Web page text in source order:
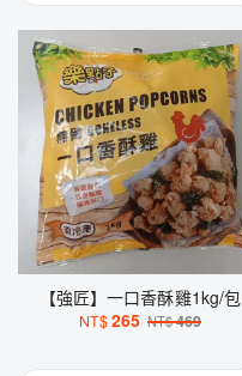
【強匠】一口香酥雞1kg/包
NT$265 NT$469